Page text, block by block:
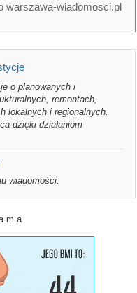
warszawa-wiadomosci.pl
o planowanych i
remontach,
lokalnych i regionalnych.
dzięki działaniom
wiadomości.
m a